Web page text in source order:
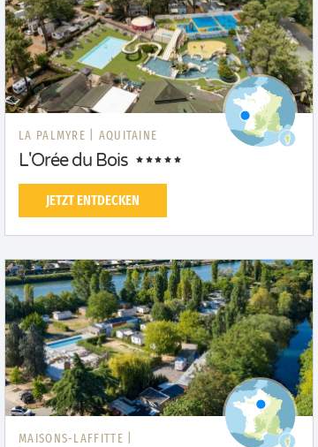
LA PALMYRE | AQUITAINE
L'Orée du Bois
JETZT ENTDECKEN
MAISONS-LAFFITTE |